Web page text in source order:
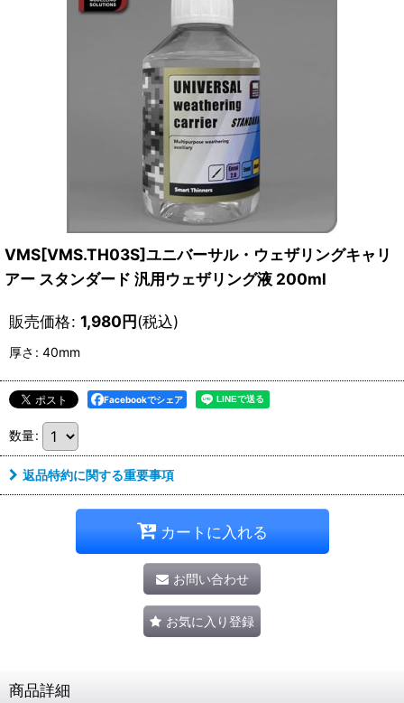
VMS[VMS.TH03S]ユニバーサル・ウェザリングキャリ
アー スタンダード 汎用ウェザリング液 200ml
販売価格: 1,980円(税込)
厚さ : 40mm
Facebookでシェア
数量:
返品特約に関する重要事項
カートに入れる
お問い合わせ
お気に入り登録
商品詳細